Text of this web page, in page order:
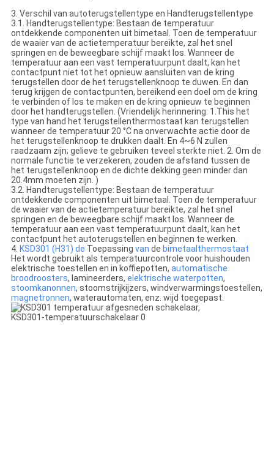
3. Verschil van autoterugstellentype en Handterugstellentype
3.1. Handterugstellentype: Bestaan de temperatuur
ontdekkende componenten uit bimetaal. Toen de temperatuur
de waaier van de actietemperatuur bereikte, zal het snel
springen en de beweegbare schijf maakt los. Wanneer de
temperatuur aan een vast temperatuurpunt daalt, kan het
contactpunt niet tot het opnieuw aansluiten van de kring
terugstellen door de het terugstellenknoop te duwen. En dan
terug krijgen de contactpunten, bereikend een doel om de kring
te verbinden of los te maken en de kring opnieuw te beginnen
door het handterugstellen. (Vriendelijk herinnering: 1.This het
type van hand het terugstellenthermostaat kan terugstellen
wanneer de temperatuur 20 °C na onverwachte actie door de
het terugstellenknoop te drukken daalt. En 4~6 N zullen
raadzaam zijn; gelieve te gebruiken teveel sterkte niet. 2. Om de
normale functie te verzekeren, zouden de afstand tussen de
het terugstellenknoop en de dichte dekking geen minder dan
20.4mm moeten zijn. )
3.2. Handterugstellentype: Bestaan de temperatuur
ontdekkende componenten uit bimetaal. Toen de temperatuur
de waaier van de actietemperatuur bereikte, zal het snel
springen en de beweegbare schijf maakt los. Wanneer de
temperatuur aan een vast temperatuurpunt daalt, kan het
contactpunt het autoterugstellen en beginnen te werken.
4. KSD301 (H31) de Toepassing van de bimetaalthermostaat
Het wordt gebruikt als temperatuurcontrole voor huishouden
elektrische toestellen en in koffiepotten, automatische
broodroosters, lamineerders, elektrische waterpotten,
stoomkanonnen, stoomstrijkijzers, windverwarmingstoestellen,
magnetronnen, waterautomaten, enz. wijd toegepast.